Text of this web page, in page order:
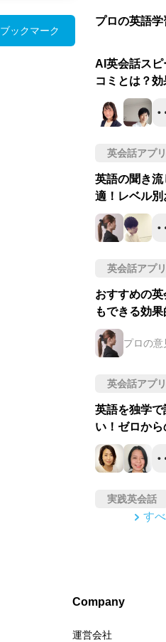
ブックマーク
プロの英語学
AI英会話スピ
コミとは？
プロが徹底評
英会話アプ
英語の聞き
適！レベル
英会話アプ
おすすめの
もできる効
プロの意
英会話アプ
英語を独学
い！ゼロか
実践英会話
す
Company
運営会社